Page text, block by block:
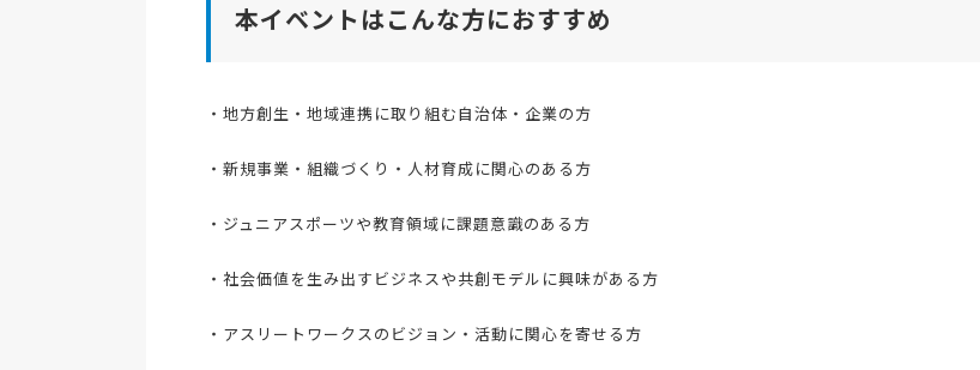
本イベントはこんな方におすすめ
・地方創生・地域連携に取り組む自治体・企業の方
・新規事業・組織づくり・人材育成に関心のある方
・ジュニアスポーツや教育領域に課題意識のある方
・社会価値を生み出すビジネスや共創モデルに興味がある方
・アスリートワークスのビジョン・活動に関心を寄せる方